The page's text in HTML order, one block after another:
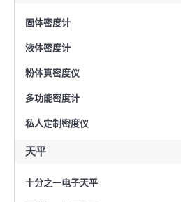
固体密度计
液体密度计
粉体真密度仪
多功能密度计
私人定制密度仪
天平
十分之一电子天平